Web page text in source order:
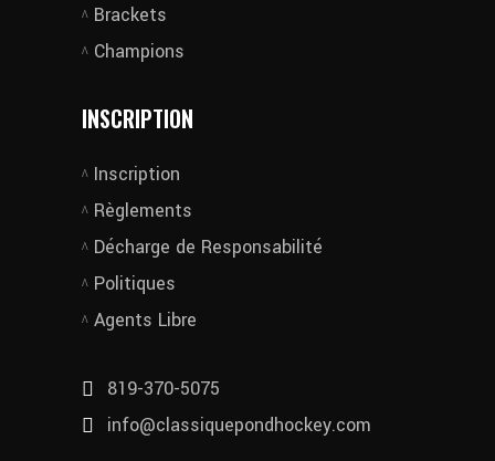
Brackets
Champions
INSCRIPTION
Inscription
Règlements
Décharge de Responsabilité
Politiques
Agents Libre
819-370-5075
info@classiquepondhockey.com